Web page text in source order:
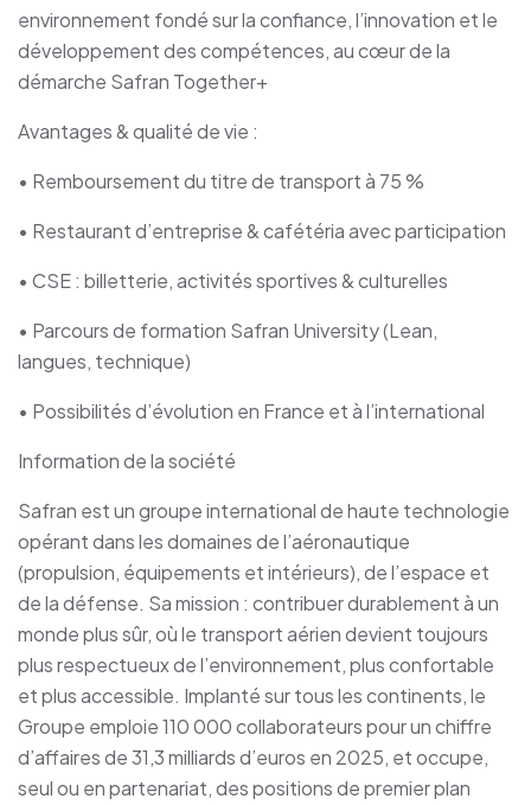
environnement fondé sur la confiance, l’innovation et le
développement des compétences, au cœur de la
démarche Safran Together+
Avantages & qualité de vie :
• Remboursement du titre de transport à 75 %
• Restaurant d’entreprise & cafétéria avec participation
• CSE : billetterie, activités sportives & culturelles
• Parcours de formation Safran University (Lean,
langues, technique)
• Possibilités d’évolution en France et à l’international
Information de la société
Safran est un groupe international de haute technologie
opérant dans les domaines de l’aéronautique
(propulsion, équipements et intérieurs), de l’espace et
de la défense. Sa mission : contribuer durablement à un
monde plus sûr, où le transport aérien devient toujours
plus respectueux de l’environnement, plus confortable
et plus accessible. Implanté sur tous les continents, le
Groupe emploie 110 000 collaborateurs pour un chiffre
d’affaires de 31,3 milliards d’euros en 2025, et occupe,
seul ou en partenariat, des positions de premier plan